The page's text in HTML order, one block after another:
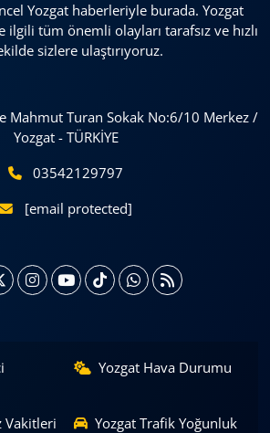
Yozgat haberleriyle burada. Yozgat
tüm önemli olayları tarafsız ve hızlı
sizlere ulaştırıyoruz.
Mahmut Turan Sokak No:6/10 Merkez /
Yozgat - TÜRKİYE
03542129797
[email protected]
Yozgat Hava Durumu
Vakitleri
Yozgat Trafik Yoğunluk